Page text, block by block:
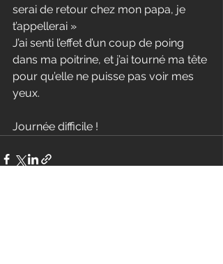
serai de retour chez mon papa, je
t’appellerai »
J’ai senti l’effet d’un coup de poing
dans ma poitrine, et j’ai tourné ma tête
pour qu’elle ne puisse pas voir mes
yeux.
Journée difficile !